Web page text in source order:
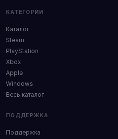
КАТЕГОРИИ
Каталог
Steam
PlayStation
Xbox
Apple
Windows
Весь каталог
ПОДДЕРЖКА
Поддержка